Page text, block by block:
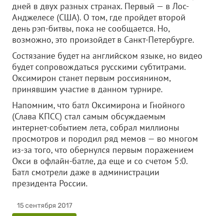
дней в двух разных странах. Первый — в Лос-
Анджелесе (США). О том, где пройдет второй
день рэп-битвы, пока не сообщается. Но,
возможно, это произойдет в Санкт-Петербурге.
Состязание будет на английском языке, но видео
будет сопровождаться русскими субтитрами.
Оксимирон станет первым россиянином,
принявшим участие в данном турнире.
Напомним, что батл Оксимирона и Гнойного
(Слава КПСС) стал самым обсуждаемым
интернет-событием лета, собрал миллионы
просмотров и породил ряд мемов — во многом
из-за того, что обернулся первым поражением
Окси в офлайн-батле, да еще и со счетом 5:0.
Батл смотрели даже в администрации
президента России.
15 сентября 2017